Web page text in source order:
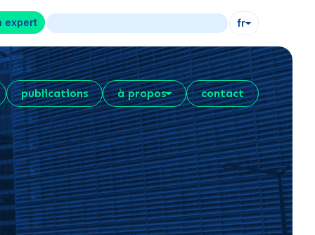
expert fr
publications à propos contact